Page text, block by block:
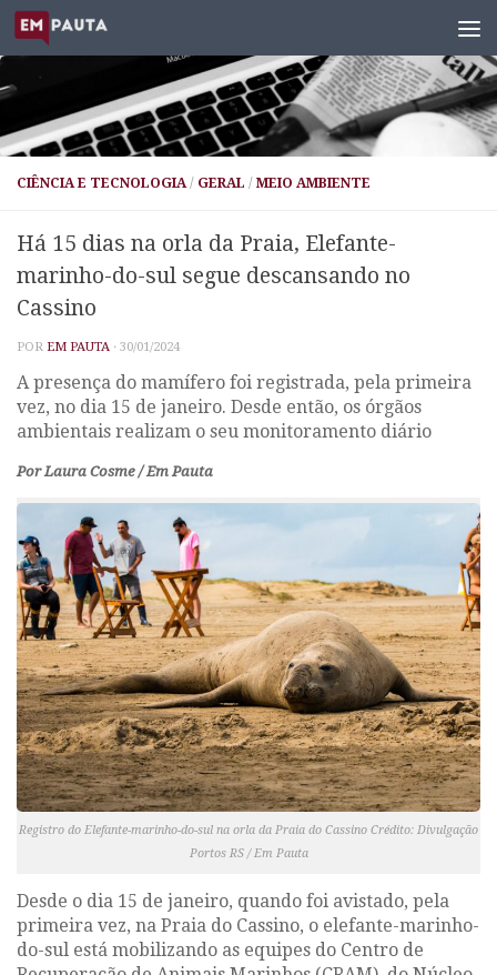
Skip to content
CIÊNCIA E TECNOLOGIA / GERAL / MEIO AMBIENTE
Há 15 dias na orla da Praia, Elefante-
marinho-do-sul segue descansando no
Cassino
POR EM PAUTA · 30/01/2024
A presença do mamífero foi registrada, pela primeira
vez, no dia 15 de janeiro. Desde então, os órgãos
ambientais realizam o seu monitoramento diário
Por Laura Cosme / Em Pauta
Registro do Elefante-marinho-do-sul na orla da Praia do Cassino Crédito: Divulgação
Portos RS / Em Pauta
Desde o dia 15 de janeiro, quando foi avistado, pela
primeira vez, na Praia do Cassino, o elefante-marinho-
do-sul está mobilizando as equipes do Centro de